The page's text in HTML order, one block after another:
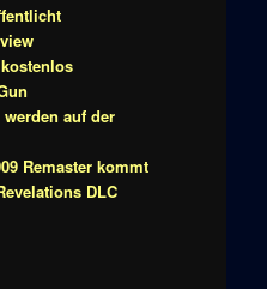
auf der
Remaster kommt
DLC